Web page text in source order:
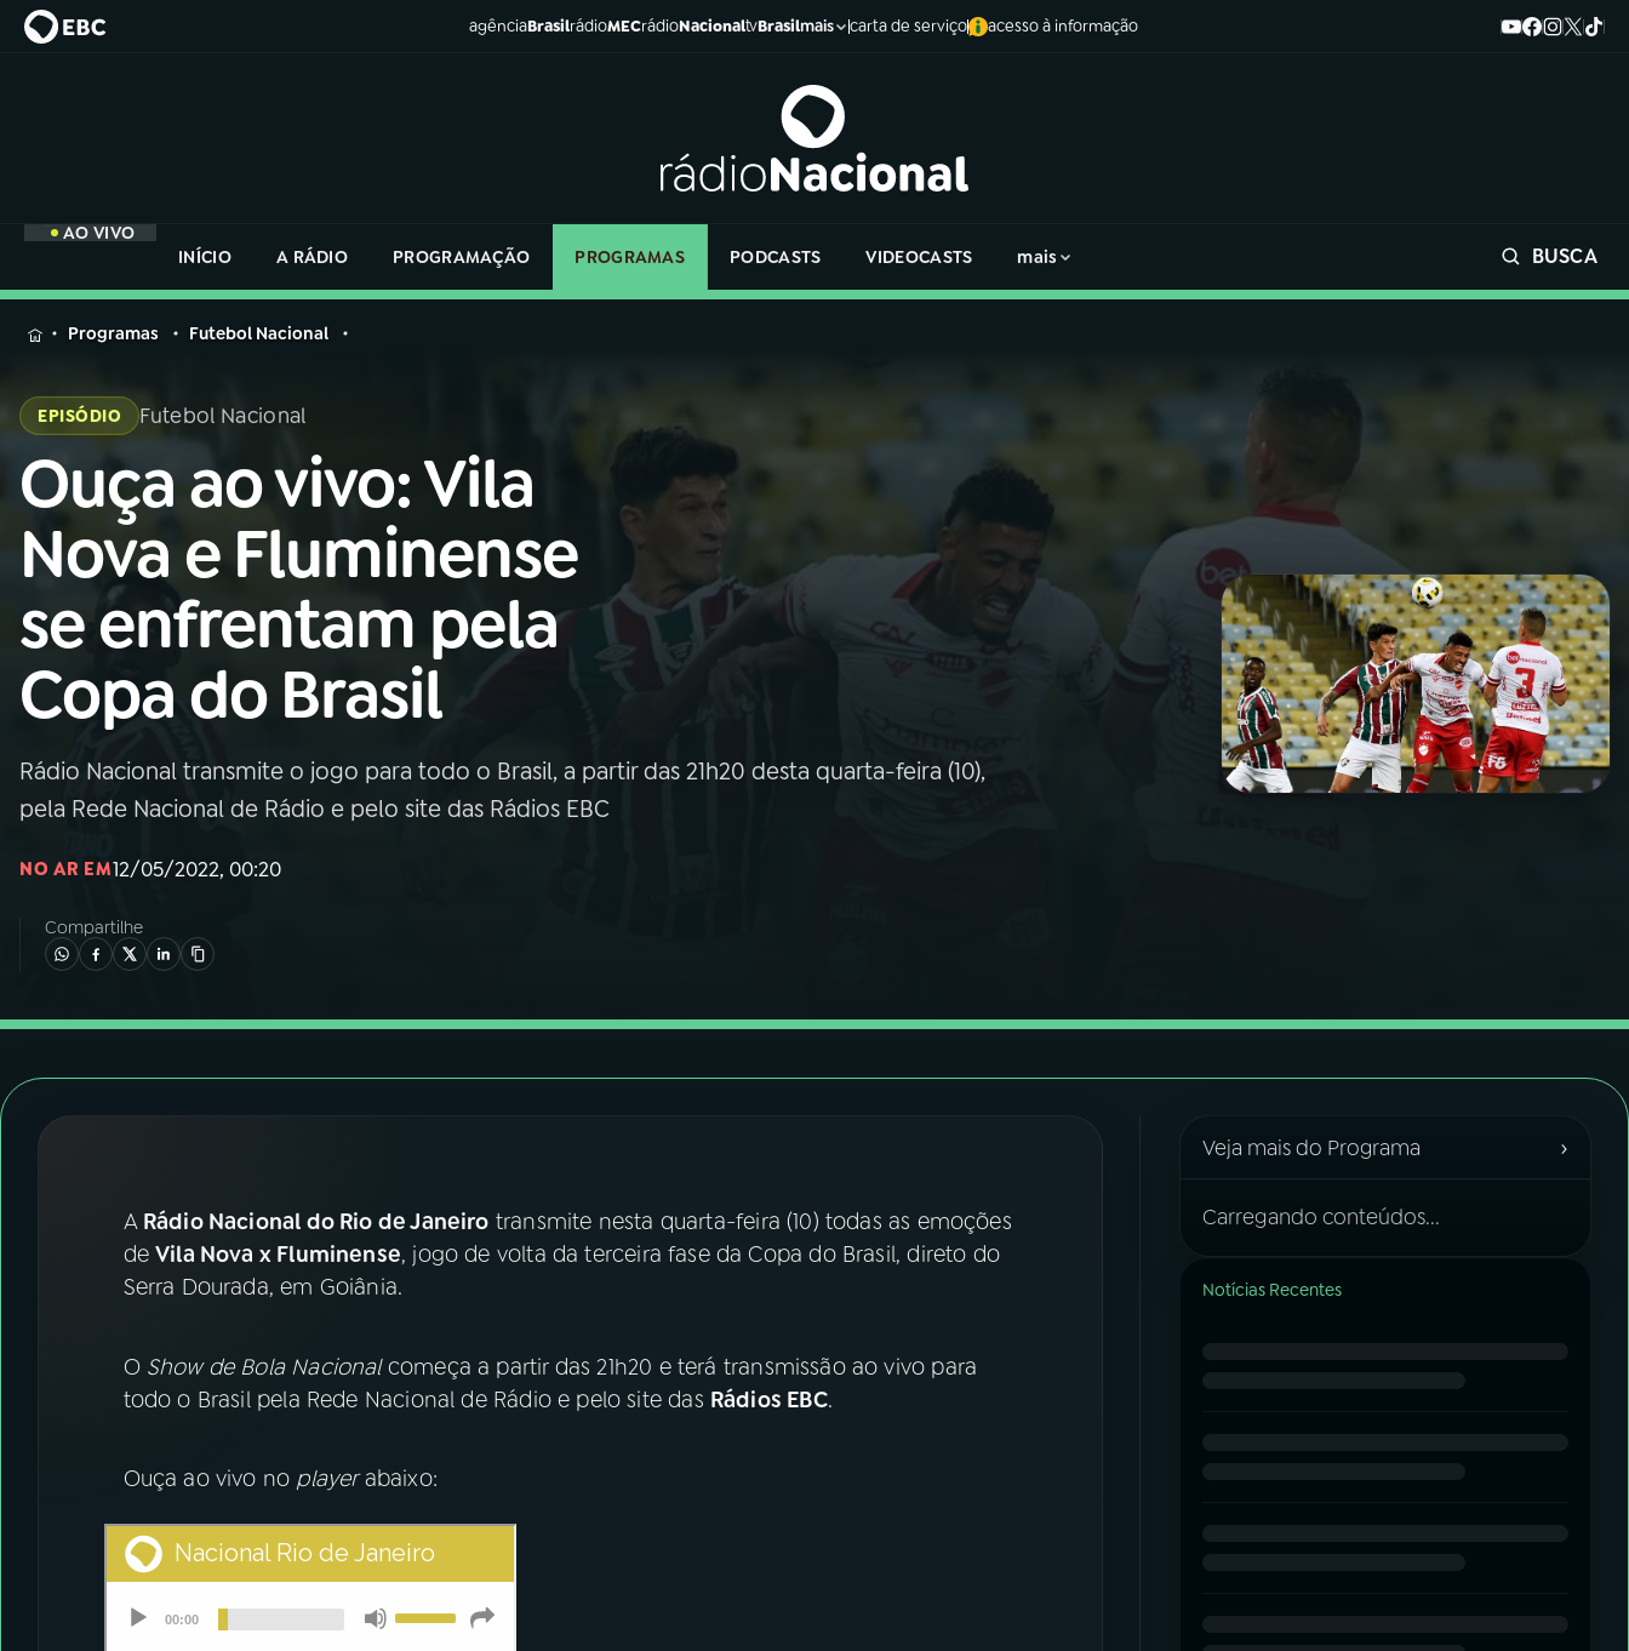
agênciaBrasilrádioMECrádioNacionaltvBrasilmais carta de serviço acesso à informação
AO VIVO
INÍCIO
A RÁDIO PROGRAMAÇÃO PROGRAMAS PODCASTS VIDEOCASTS mais BUSCA
MENU
Buscar
na
Rádio
Nacional
AO VIVO
01 INÍCIO
02A RÁDIO
03PROGRAMAÇÃO
05PODCASTS
ACOMPANHE A RÁDIO NACIONAL
YouTube Facebook
Instagram X
na
Rádio
Programas Futebol Nacional
EPISÓDIO Futebol Nacional
Ouça ao vivo: Vila
Nova e Fluminense
se enfrentam pela
Copa do Brasil
Rádio Nacional transmite o jogo para todo o Brasil, a partir das 21h20 desta quarta-feira (10),
pela Rede Nacional de Rádio e pelo site das Rádios EBC
NO AR EM12/05/2022, 00:20
Compartilhe
A Rádio Nacional do Rio de Janeiro transmite nesta quarta-feira (10) todas as emoções
deVila Nova x Fluminense, jogo de volta da terceira fase da Copa do Brasil, direto do
Serra Dourada, em Goiânia.
O Show de Bola Nacionalcomeça a partir das 21h20 e terá transmissão ao vivo para
todo o Brasil pela Rede Nacional de Rádio e pelo site das Rádios EBC.
Ouça ao vivo no playerabaixo:
Veja mais do Programa ›
Carregando conteúdos...
Notícias Recentes